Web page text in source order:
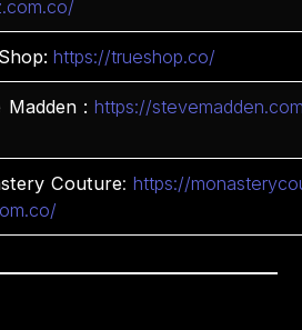
https://trueshop.co/
Madden :https://
Couture:https://